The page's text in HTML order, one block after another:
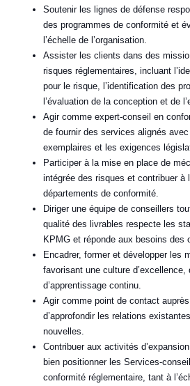
Soutenir les lignes de défense
des programmes de conformité et
l’échelle de l’organisation.
Assister les clients dans des
risques réglementaires, incluant
pour le risque, l’identification des
l’évaluation de la conception et de
Agir comme expert-conseil en
de fournir des services alignés
exemplaires et les exigences
Participer à la mise en place de
intégrée des risques et contribuer à
départements de conformité.
Diriger une équipe de conseillers
qualité des livrables respecte les
KPMG et réponde aux besoins des
Encadrer, former et développer les
favorisant une culture d’excellence,
d’apprentissage continu.
Agir comme point de contact
d’approfondir les relations
nouvelles.
Contribuer aux activités
bien positionner les Services-
conformité réglementaire, tant à